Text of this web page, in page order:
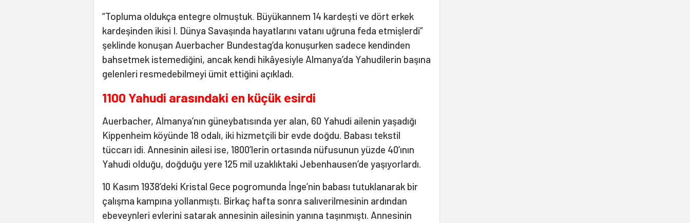
“Topluma oldukça entegre olmuştuk. Büyükannem 14 kardeşti ve dört erkek
kardeşinden ikisi I. Dünya Savaşında hayatlarını vatanı uğruna feda etmişlerdi”
şeklinde konuşan Auerbacher Bundestag’da konuşurken sadece kendinden
bahsetmek istemediğini, ancak kendi hikâyesiyle Almanya’da Yahudilerin başına
gelenleri resmedebilmeyi ümit ettiğini açıkladı.
1100 Yahudi arasındaki en küçük esirdi
Auerbacher, Almanya’nın güneybatısında yer alan, 60 Yahudi ailenin yaşadığı
Kippenheim köyünde 18 odalı, iki hizmetçili bir evde doğdu. Babası tekstil
tüccarı idi. Annesinin ailesi ise, 1800’lerin ortasında nüfusunun yüzde 40’ının
Yahudi olduğu, doğduğu yere 125 mil uzaklıktaki Jebenhausen’de yaşıyorlardı.
10 Kasım 1938’deki Kristal Gece pogromunda İnge’nin babası tutuklanarak bir
çalışma kampına yollanmıştı. Birkaç hafta sonra salıverilmesinin ardından
ebeveynleri evlerini satarak annesinin ailesinin yanına taşınmıştı. Annesinin